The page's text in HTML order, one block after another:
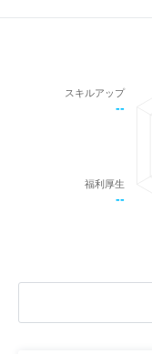
福利厚生
--
スキルアップ
--